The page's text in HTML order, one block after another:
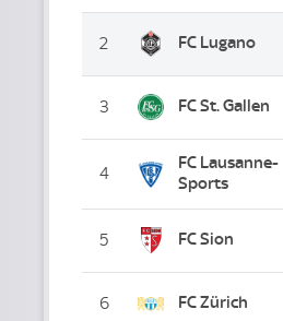
2 FC Lugano
3 FC St. Gallen
4
FC Lausanne-
Sports
5 FC Sion
6 FC Zürich